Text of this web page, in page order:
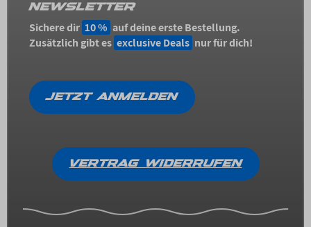
NEWSLETTER
Sichere dir 10 % auf deine erste Bestellung.
Zusätzlich gibt es exclusive Deals nur für dich!
JETZT ANMELDEN
VERTRAG WIDERRUFEN